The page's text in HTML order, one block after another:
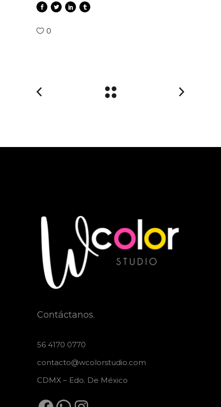
0
Contáctanos.
56 4170 0770
contacto@wcolorstudio.com
CDMX – Edo. De México